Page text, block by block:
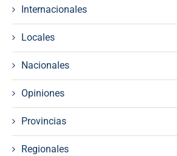
Internacionales
Locales
Nacionales
Opiniones
Provincias
Regionales